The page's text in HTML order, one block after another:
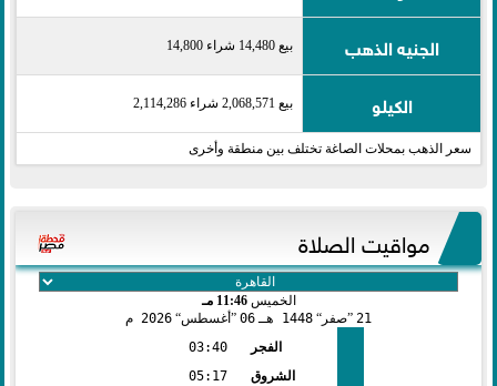
الجنيه الذهب بيع 14,480 شراء 14,800
الكيلو بيع 2,068,571 شراء 2,114,286
سعر الذهب بمحلات الصاغة تختلف بين منطقة وأخرى
مواقيت الصلاة
الخميس11:46 مـ
21 صفر 1448 هـ 06 أغسطس 2026 م
الفجر
03:40
الشروق
05:17